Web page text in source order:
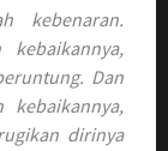
kebenaran.
kebaikannya,
Dan
kebaikannya,
dirinya